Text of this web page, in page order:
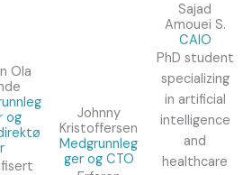
Ola
og
r
Johnny
Kristoffersen
Medgrunnleg
ger og CTO
Sajad
Amouei S.
CAIO
PhD student
specializing
in artificial
intelligence
and
healthcare